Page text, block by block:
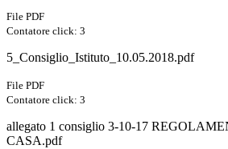
File PDF
Contatore click: 3
5_Consiglio_Istituto_10.05.2018.pdf
File PDF
Contatore click: 3
allegato 1 consiglio 3-10-17
CASA.pdf